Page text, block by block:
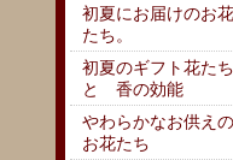
初夏にお届けのお花
たち。
初夏のギフト花たち
と 香の効能
やわらかなお供えの
お花たち